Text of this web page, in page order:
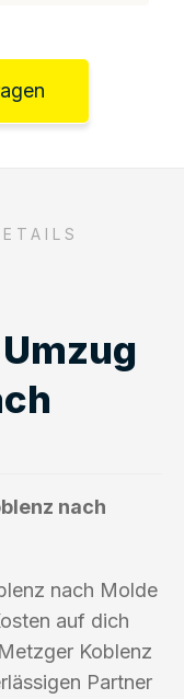
nach
nach Molde
auf dich
Koblenz
Partner